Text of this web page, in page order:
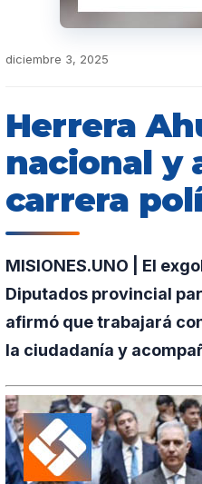
diciembre 3, 2025
Herrera
nacional y
carrera
MISIONES.UNO | El
Diputados provincial
afirmó que trabajará
la ciudadanía y